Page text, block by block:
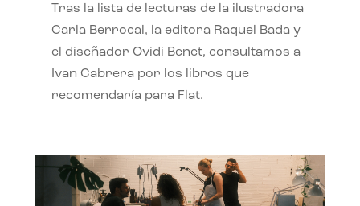
Tras la lista de lecturas de la ilustradora
Carla Berrocal, la editora Raquel Bada y
el diseñador Ovidi Benet, consultamos a
Ivan Cabrera por los libros que
recomendaría para Flat.